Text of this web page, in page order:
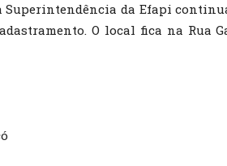
Superintendência da Efapi
O local fica na Rua